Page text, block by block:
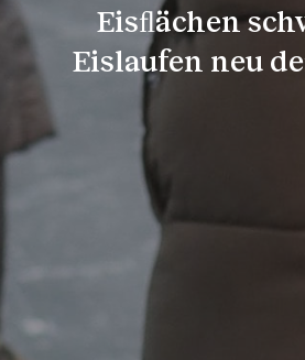
Eisﬂächen
Eislaufen neu